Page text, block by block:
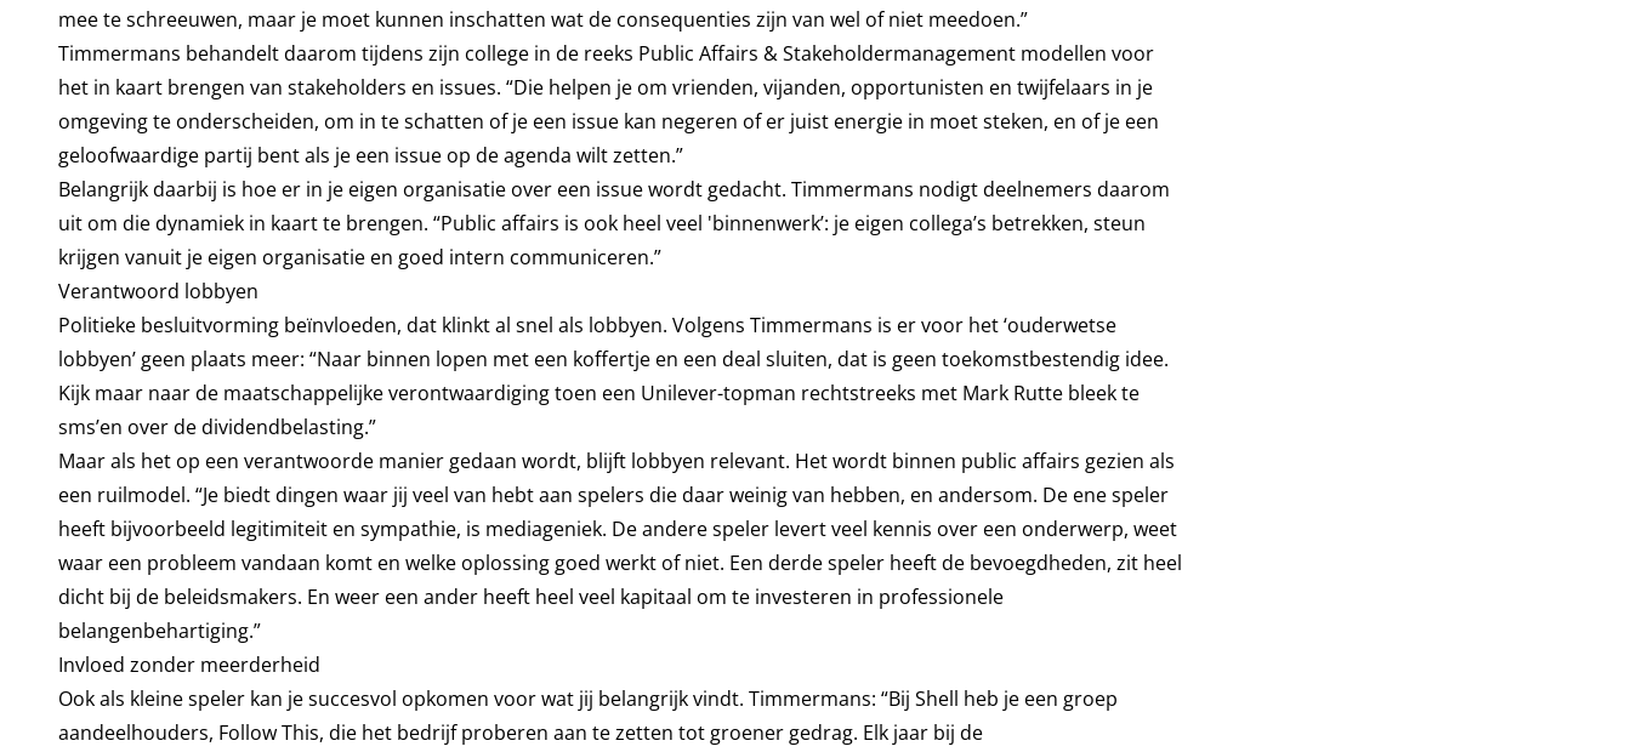
mee te schreeuwen, maar je moet kunnen inschatten wat de consequenties zijn van wel of niet meedoen.”
Timmermans behandelt daarom tijdens zijn college in de reeks Public Affairs & Stakeholdermanagement modellen voor
het in kaart brengen van stakeholders en issues. “Die helpen je om vrienden, vijanden, opportunisten en twijfelaars in je
omgeving te onderscheiden, om in te schatten of je een issue kan negeren of er juist energie in moet steken, en of je een
geloofwaardige partij bent als je een issue op de agenda wilt zetten.”
Belangrijk daarbij is hoe er in je eigen organisatie over een issue wordt gedacht. Timmermans nodigt deelnemers daarom
uit om die dynamiek in kaart te brengen. “Public affairs is ook heel veel 'binnenwerk’: je eigen collega’s betrekken, steun
krijgen vanuit je eigen organisatie en goed intern communiceren.”
Verantwoord lobbyen
Politieke besluitvorming beïnvloeden, dat klinkt al snel als lobbyen. Volgens Timmermans is er voor het ‘ouderwetse
lobbyen’ geen plaats meer: “Naar binnen lopen met een koffertje en een deal sluiten, dat is geen toekomstbestendig idee.
Kijk maar naar de maatschappelijke verontwaardiging toen een Unilever-topman rechtstreeks met Mark Rutte bleek te
sms’en over de dividendbelasting.”
Maar als het op een verantwoorde manier gedaan wordt, blijft lobbyen relevant. Het wordt binnen public affairs gezien als
een ruilmodel. “Je biedt dingen waar jij veel van hebt aan spelers die daar weinig van hebben, en andersom. De ene speler
heeft bijvoorbeeld legitimiteit en sympathie, is mediageniek. De andere speler levert veel kennis over een onderwerp, weet
waar een probleem vandaan komt en welke oplossing goed werkt of niet. Een derde speler heeft de bevoegdheden, zit heel
dicht bij de beleidsmakers. En weer een ander heeft heel veel kapitaal om te investeren in professionele
belangenbehartiging.”
Invloed zonder meerderheid
Ook als kleine speler kan je succesvol opkomen voor wat jij belangrijk vindt. Timmermans: “Bij Shell heb je een groep
aandeelhouders, Follow This, die het bedrijf proberen aan te zetten tot groener gedrag. Elk jaar bij de